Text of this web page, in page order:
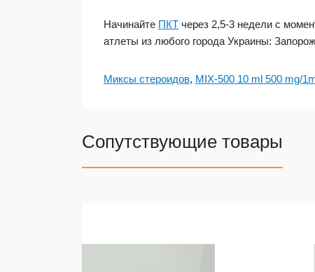
Начинайте ПКТ через 2,5-3 недели с
атлеты из любого города Украины:
Миксы стероидов, MIX-500 10 ml 500 mg/
Сопутствующие товары